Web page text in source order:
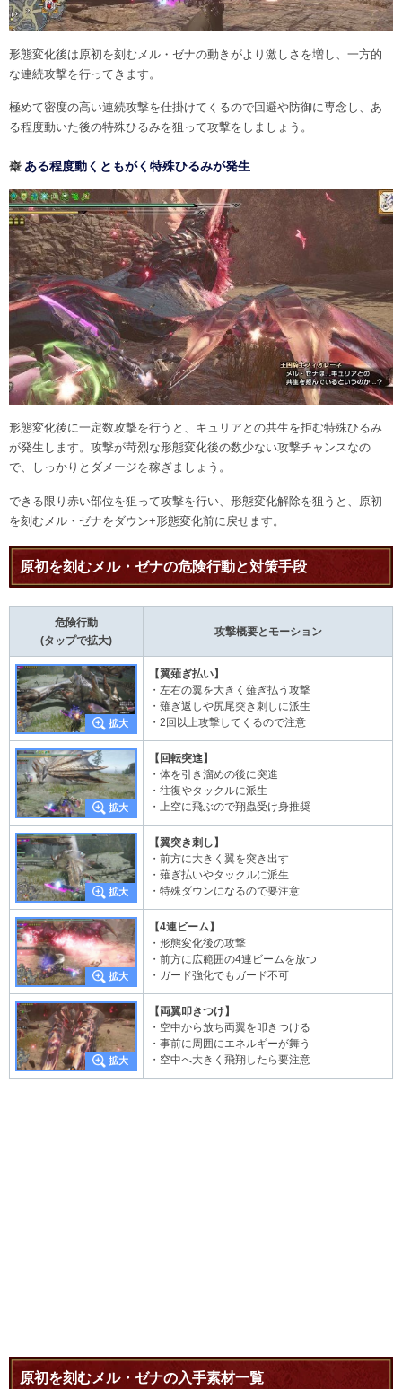
形態変化後は原初を刻むメル・ゼナの動きがより激しさを増し、一方的
な連続攻撃を行ってきます。
極めて密度の高い連続攻撃を仕掛けてくるので回避や防御に専念し、あ
る程度動いた後の特殊ひるみを狙って攻撃をしましょう。
ある程度動くともがく特殊ひるみが発生
形態変化後に一定数攻撃を行うと、キュリアとの共生を拒む特殊ひるみ
が発生します。攻撃が苛烈な形態変化後の数少ない攻撃チャンスなの
で、しっかりとダメージを稼ぎましょう。
できる限り赤い部位を狙って攻撃を行い、形態変化解除を狙うと、原初
を刻むメル・ゼナをダウン+形態変化前に戻せます。
原初を刻むメル・ゼナの危険行動と対策手段
危険行動
(タップで拡大)
攻撃概要とモーション
【翼薙ぎ払い】
・左右の翼を大きく薙ぎ払う攻撃
・薙ぎ返しや尻尾突き刺しに派生
・2回以上攻撃してくるので注意
【回転突進】
・体を引き溜めの後に突進
・往復やタックルに派生
・上空に飛ぶので翔蟲受け身推奨
【翼突き刺し】
・前方に大きく翼を突き出す
・薙ぎ払いやタックルに派生
・特殊ダウンになるので要注意
【4連ビーム】
・形態変化後の攻撃
・前方に広範囲の4連ビームを放つ
・ガード強化でもガード不可
【両翼叩きつけ】
・空中から放ち両翼を叩きつける
・事前に周囲にエネルギーが舞う
・空中へ大きく飛翔したら要注意
原初を刻むメル・ゼナの入手素材一覧